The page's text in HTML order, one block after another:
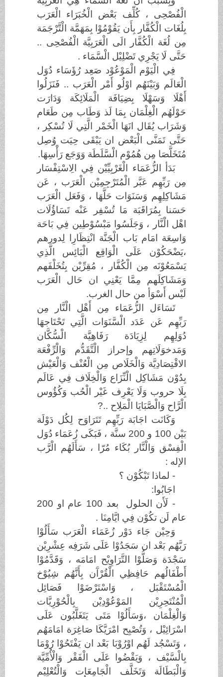
الْفُصْحِى ، كُلِّف بَعْض الْخُبَرَاء الْعَرَب
بِلُغَات الْكُفَّار بِأَن يَقُوْمُوْا بِمَهَمَّة الْتَّرْجَمَة
مِن لُغَة الْكُفَّار الَى الْعَرَبِيَّة الْفُصْحِى ..
حَتَّى لَا يَجْرِي تَضْلِيْل الْسَّمَاء .
فِي الْيَوْم الْمَوْعُوْد صَعِد رُؤَسَاء دُوَل
الْعَالَم وَبَيْنَهُم اوْلُو أَمْر الْعَرَب .. فَنَزَلُوا
أَهْلَا وَسَهْلَا بِضِيَافَة الْمَلَائِكَة وَدَارَت
حَوْلَهُم الْغِلْمَان بِمَا لَذ وَطَاب مِن طَعَام
وَشَرَاب يُقَال انَهَا الْخَمْر الَّتِي لَا تُسْكِر ،
حَتَّى تَمَنَّى الْبَعْض ان يَبْقَى حِيَت وُصِل
مُتَخَلَّصَا مِن هُمُوْم الْسَّلَطَة وَوَجَع رَأْسِهَا.
بَدَأ الزُّعَمَاء الْغَرْبِيِّيْن فِي الِاسْتِفْسَار
مِن رَبِّهِم عَبَّر الْمُتَرْجِمِيْن الْعَرَب ، عَن
مَشَاكِلِهِم وَسَنَوَات حَلَّهَا ، وَفَعَل الْعَرَب
حَسَنا بِمُرَاقَبَة مَا تُسْفِر عَنْه تَسَاؤُلَات
اهْل الْنَّار ، وَجَلَسُوا مَبْسُوْطِين فِي بَاحَة
وَاسِعَة امَام بَاب الْجَنَّة انْتِظَارِا لِدورهم
،يَضْحَكُوْن عَلَى الْوَاقِع الْبَائِس الَّذِي
يَسْمَعُوْنَه مِن الْكُفَّار ، مُقِرِّيْن بِتُخَلْفَهم
وَمَشَاكِلَهم مِمَّا يَعْنِي ان حَال الْعَرَب
لَيْس أَسْوَأ من حال الغرب.
تَسَاءَل الزُّعَمَاء مِن أَهْل الْنَّار مِن
رَبِّهِم عَن عَدَد الْسَّنَوَات الَّتِي تَحْتَاجهَا
دُوَلِهِم لِزِيَادَة رَفَاهِيَّة الْسُّكَّان
وَمَدخوَلَاتِهم وإحراز الْتَّقَدُّم وَالْرِّفْعَة
الاقْتِصَادِيَّة وَالْخَلَاص مِن الْعُنْف وَالْعَيْش
بِدُوْن مَشَاكِل الْنِّزَاع وَالْخِلَاف فِي عَالَم
بِلَا حروب وَلَا يَعْرِف غَيْر الْحُب وَكُؤُوس
الْرَّاح وَالْصَّبَايَا الْمَلِاح ..?
وَكَانَت اجَابَة رَبِّهِم تَتَرَاوَح لِكُل دَوْلَة
بَيْن 100 و 200 سنَّة ، فَبَكَى زُعَمَاء دُوَل
الْفِسْق وَالْنَّار بُكَاء مُرّا ، سَأَلَهُم الْرَّب
الإله :
- لماذا تَبْكُوْن ؟
اجَابُوا:
- لَأَن الحلول بعد 100 عام او 200
عام لَن تكُوْن فِي ايَّامِنَا .
وَحِيْن جَاء دَوْر زُعَمَاء الْعَرَب سَأَلُوْا
رَبَّهُم بَعْد ان سَجَدُوْا عَلَى شَرَفِه عِشْرِيْن
سَجْدَة وَصَلُّوْا التَّرَاوِيْح امَامَه ، وَقَدَّمُوْا
أَطْفَالُهم حَافِظِي الْقُرْآَن بِأَنَّهُم شِيُوْخ
الْمُسْتَقْبَل ، وَاسْتَرْضَوْا فَصَائِل
الْمُنْتَحِرِيْن المَوْعُوْدِيْن بِالْحُوْرِيَّات
وَالْغِلْمَان ،وَسَأَلُوْا مَتَى يَتَغَلَّبُون عَلَى
اسْرَائِيْل ، وَتُصْبِح امْرَيَّكَا صَاغِرَة امَامَهُم
، وَتَسْجُد لَهُم اوْرُوْبَا بَعْد ان يَفْتَحُوْا رُوْمَا
بِالْسَّيْف ، وَيَقْضُوا عَلَى الْفَقْر وَالْأُمِّيَّة
وَالْبَطَالَة وَتَخَلَّف الْجَامِعَات وَالْتُعْلِيْم